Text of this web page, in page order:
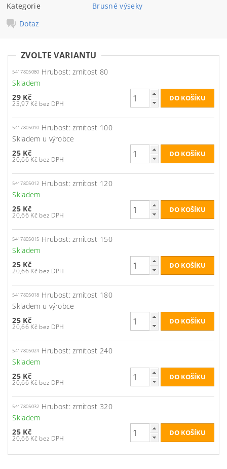
Kategorie
Brusné výseky
Dotaz
ZVOLTE VARIANTU
5417805080 Hrubost: zrnitost 80
Skladem
29 Kč
23,97 Kč bez DPH
5417805010 Hrubost: zrnitost 100
Skladem u výrobce
25 Kč
20,66 Kč bez DPH
5417805012 Hrubost: zrnitost 120
Skladem
25 Kč
20,66 Kč bez DPH
5417805015 Hrubost: zrnitost 150
Skladem
25 Kč
20,66 Kč bez DPH
5417805018 Hrubost: zrnitost 180
Skladem u výrobce
25 Kč
20,66 Kč bez DPH
5417805024 Hrubost: zrnitost 240
Skladem
25 Kč
20,66 Kč bez DPH
5417805032 Hrubost: zrnitost 320
Skladem
25 Kč
20,66 Kč bez DPH